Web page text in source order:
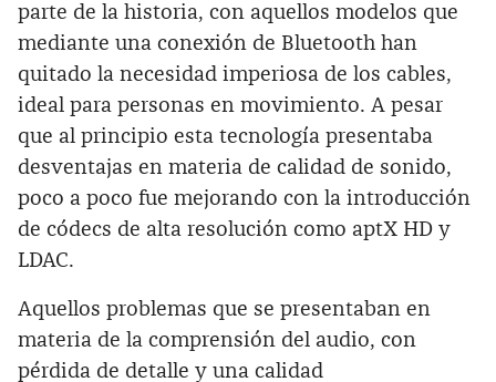
parte de la historia, con aquellos modelos que
mediante una conexión de Bluetooth han
quitado la necesidad imperiosa de los cables,
ideal para personas en movimiento. A pesar
que al principio esta tecnología presentaba
desventajas en materia de calidad de sonido,
poco a poco fue mejorando con la introducción
de códecs de alta resolución como aptX HD y
LDAC.
Aquellos problemas que se presentaban en
materia de la comprensión del audio, con
pérdida de detalle y una calidad